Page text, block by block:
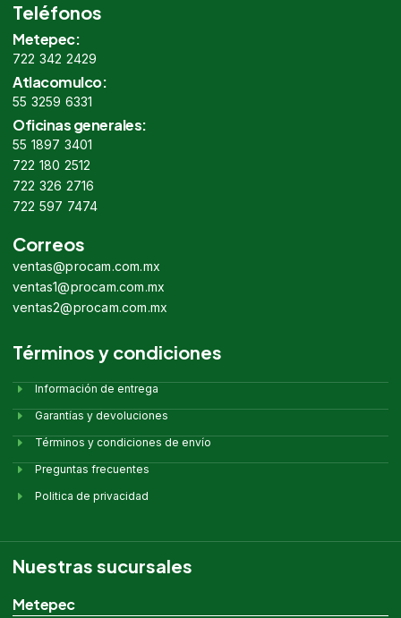
Teléfonos
Metepec:
722 342 2429
Atlacomulco:
55 3259 6331
Oficinas generales:
55 1897 3401
722 180 2512
722 326 2716
722 597 7474
Correos
ventas@procam.com.mx
ventas1@procam.com.mx
ventas2@procam.com.mx
Términos y condiciones
Información de entrega
Garantías y devoluciones
Términos y condiciones de envío
Preguntas frecuentes
Politica de privacidad
Nuestras sucursales
Metepec